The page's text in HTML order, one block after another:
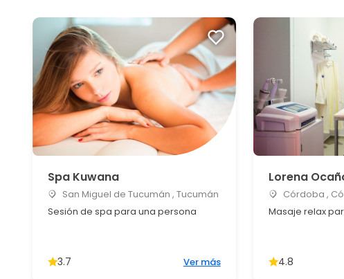
Spa Kuwana
San Miguel de Tucumán , Tucumán
Sesión de spa para una persona
3.7 Ver más
Lorena
Córdoba ,
Masaje relax
4.8